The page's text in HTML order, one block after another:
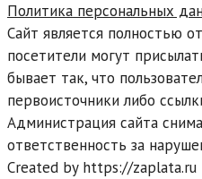
Политика персональных
Сайт является полностью
посетители могут
бывает так, что
первоисточники либо
Администрация сайта
ответственность за
Created by https://zaplata.ru